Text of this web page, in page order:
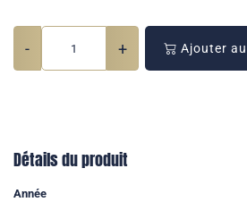
- + Ajouter
Détails du produit
Année